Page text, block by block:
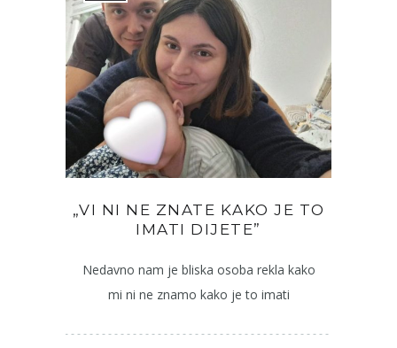
„VI NI NE ZNATE KAKO JE TO
IMATI DIJETE”
Nedavno nam je bliska osoba rekla kako
mi ni ne znamo kako je to imati